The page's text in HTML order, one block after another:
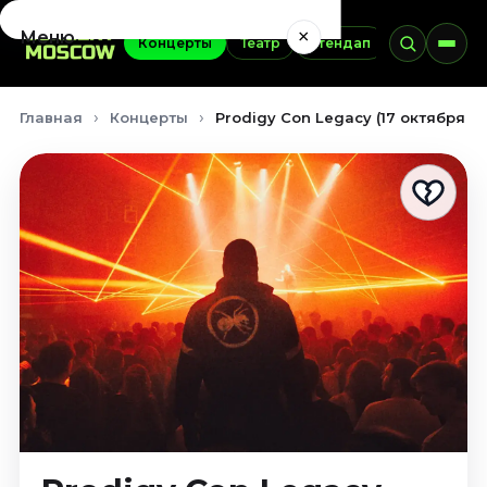
Концерты Театр Стендап Выставки
Меню ×
Сентябрь 2026
Ноябрь 2026
Декабрь 2026
Январь 2027
Театр
Август 2026
Сентябрь 2026
Октябрь 2026
Главная Концерты Prodigy Con Legacy (17 октября